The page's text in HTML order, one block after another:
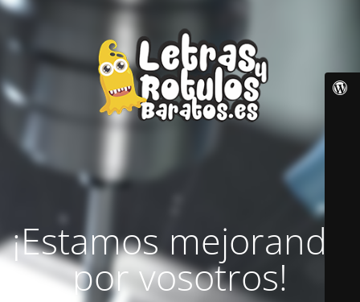
¡Estamos mejorando
por vosotros!